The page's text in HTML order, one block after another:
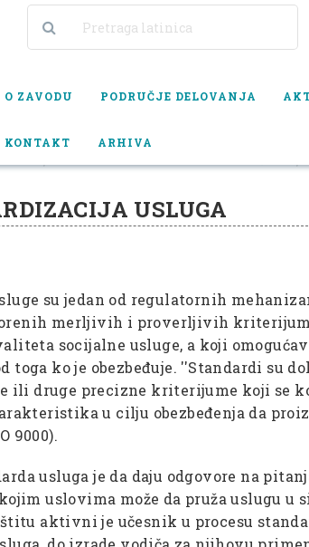
O ZAVODU PODRUČJE DELOVANJA
KONTAKT ARHIVA
USLUGA
su jedan od regulatornih
merljivih i proverljivih
socijalne usluge, a koji
toga ko je obezbeđuje. ''Standardi su
ili druge precizne kriterijume koji se
u cilju obezbeđenja da
9000).
usluga je da daju odgovore na
uslovima može da pruža uslugu u
aktivni je učesnik u procesu